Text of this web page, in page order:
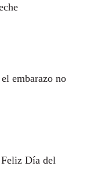
embarazo no
Día del